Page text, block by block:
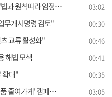
원칙따라 엄정 대응" 03:02
무개시명령 검토" 00:30
교류 활성화" 00:46
해법 모색 00:41
확대" 00:35
' 캠페인 [정책현장+] 03:05